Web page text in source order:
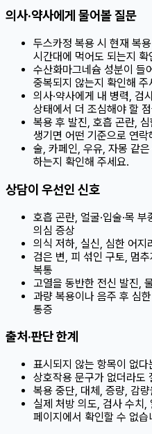
의사·약사에게 물어볼 질문
두스카정 복용 시 현재 복
시간대에 먹어도 되는지 확
수산화마그네슘 성분이 들
중복되지 않는지 확인해 주
의사·약사에게 내 병력, 검
상태에서 더 조심해야 할
복용 후 발진, 호흡 곤란,
생기면 어떤 기준으로 연락
술, 카페인, 우유, 자몽 같
하는지 확인해 주세요.
상담이 우선인 신호
호흡 곤란, 얼굴·입술·목
의심 증상
의식 저하, 실신, 심한 어지
검은 변, 피 섞인 구토, 멈
복통
고열을 동반한 전신 발진,
과량 복용이나 음주 후 심
통증
출처·판단 한계
표시되지 않는 항목이 없
상호작용 문구가 없더라도
복용 중단, 대체, 증량, 감
실제 처방 의도, 검사 수치,
페이지에서 확인할 수 없습